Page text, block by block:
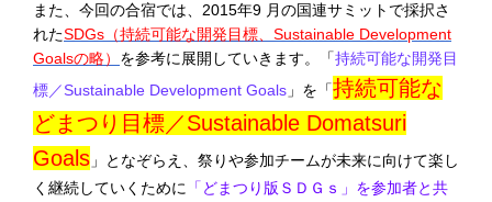
また、今回の合宿では、2015年9 月の国連サミットで採択さ
れたSDGs（持続可能な開発目標、Sustainable Development
Goalsの略） を参考に展開していきます。「持続可能な開発目
標／Sustainable Development Goals 」を「持続可能な
どまつり目標／Sustainable Domatsuri
Goals 」となぞらえ、祭りや参加チームが未来に向けて楽し
く継続していくために 「どまつり版ＳＤＧｓ」を参加者と共